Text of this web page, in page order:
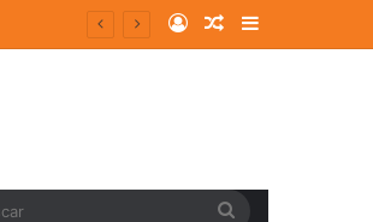
Log InRandom Article
Sidebar